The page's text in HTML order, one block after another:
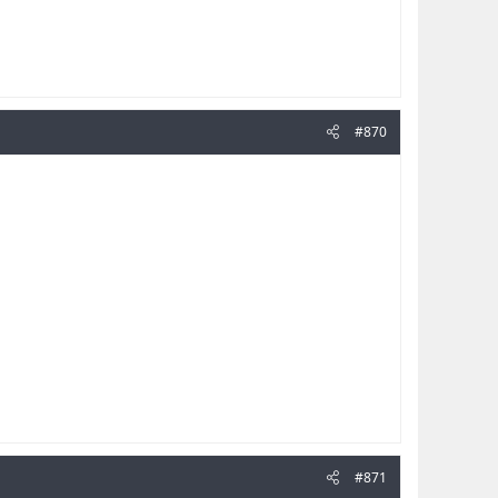
#870
#871